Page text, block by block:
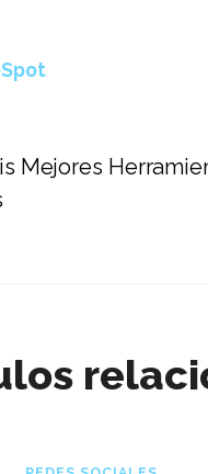
Mejores